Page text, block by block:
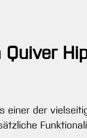
einer der